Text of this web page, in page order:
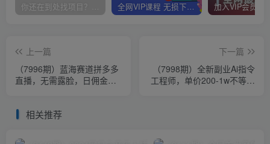
你还在到处找项目？还在当韭菜？我靠卖项目一个月收入5万+，曾经我也是个失败者。 全网VIP课程 无损下载~
上一篇
（7996期）蓝海赛道拼多多
直播，无需露脸，日佣金
下一篇
（7998期）全新副业Ai指令
工程师，单价200-1w不等，
相关推荐